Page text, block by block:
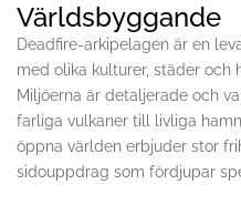
Världsbyggande
Deadfire-arkipelagen är en
med olika kulturer, städer och
Miljöerna är detaljerade och
farliga vulkaner till livliga
öppna världen erbjuder stor
sidouppdrag som fördjupar